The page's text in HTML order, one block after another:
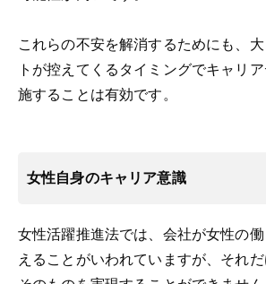
これらの不安を解消するためにも、
トが控えてくるタイミングでキャリ
施することは有効です。
女性自身のキャリア意識
女性活躍推進法では、会社が女性の
えることがいわれていますが、それ